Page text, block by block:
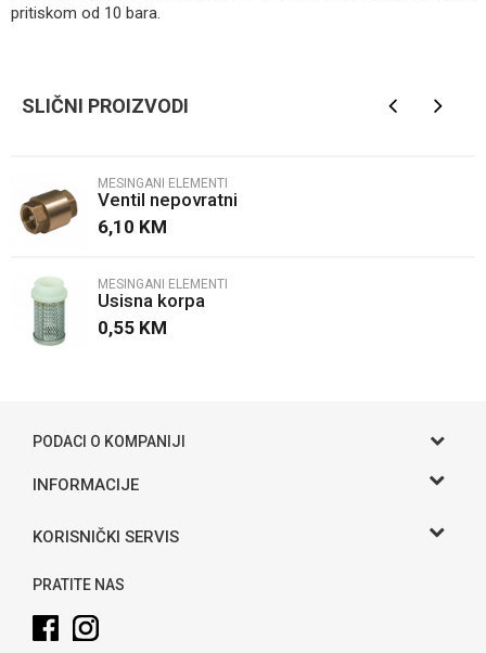
pritiskom od 10 bara.
Poruka
SLIČNI PROIZVODI
MESINGANI ELEMENTI
Ventil nepovratni
6,10 KM
MESINGANI ELEMENTI
Usisna korpa
0,55 KM
PODACI O KOMPANIJI
Gama S doo
Adresa
Telefon:
Email:
INFORMACIJE
O nama
KORISNIČKI SERVIS
Uslovi korišćenja i prodaje
Kako kupiti
PRATITE NAS